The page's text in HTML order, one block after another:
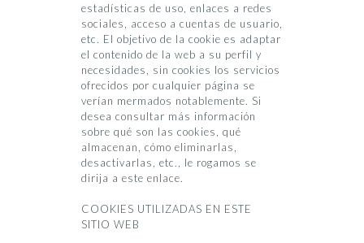
estadísticas de uso, enlaces a redes
sociales, acceso a cuentas de usuario,
etc. El objetivo de la cookie es adaptar
el contenido de la web a su perfil y
necesidades, sin cookies los servicios
ofrecidos por cualquier página se
verían mermados notablemente. Si
desea consultar más información
sobre qué son las cookies, qué
almacenan, cómo eliminarlas,
desactivarlas, etc., le rogamos se
dirija a este enlace.
COOKIES UTILIZADAS EN ESTE
SITIO WEB